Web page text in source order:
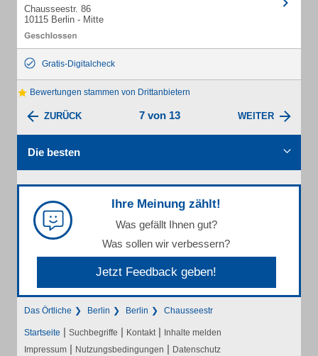
Chausseestr. 86
10115 Berlin - Mitte
Gratis-Digitalcheck
Bewertungen stammen von Drittanbietern
ZURÜCK 7 von 13 WEITER
Die besten
Ihre Meinung zählt!
Was gefällt Ihnen gut?
Was sollen wir verbessern?
Jetzt Feedback geben!
Das Örtliche Berlin Berlin Chausseestr
Startseite | Suchbegriffe | Kontakt | Inhalte melden
Impressum | Nutzungsbedingungen | Datenschutz